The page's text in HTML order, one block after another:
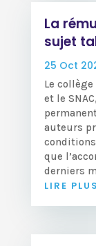
La
sujet
25 Oct
Le collège
et le
auteurs
que
derniers
LIRE PLUS